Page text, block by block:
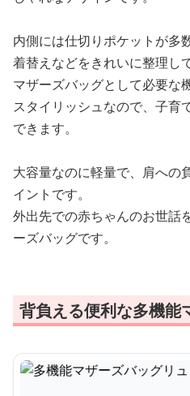
内側には仕切りポケットが多
着替えなどをきれいに整理し
マザーズバッグとして必要な
スタイリッシュなので、子育
できます。
大容量なのに軽量で、肩への
イントです。
外出先での赤ちゃんのお世話
ーズバッグです。
背負える便利な多機能